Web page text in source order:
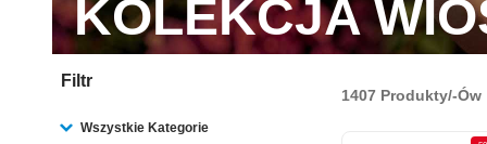
KOLEKCJA
Filtr
Wszystkie Kategorie
1407 Produkty/-Ów